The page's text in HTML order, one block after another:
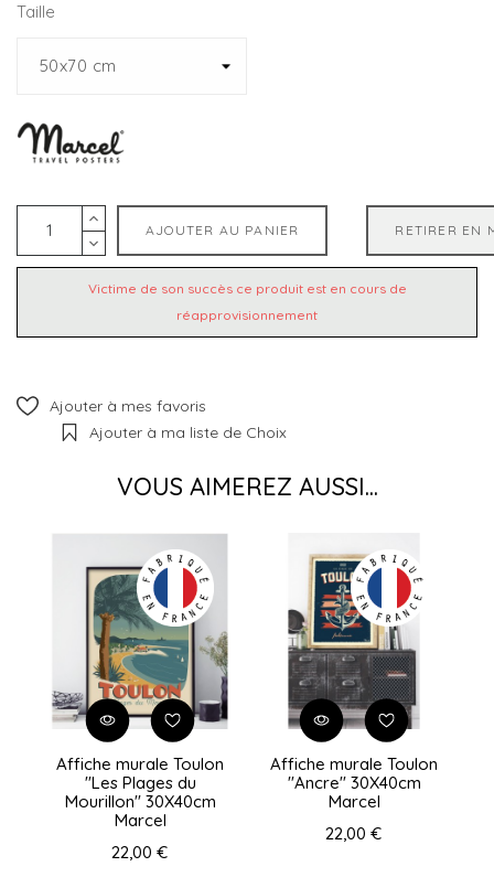
Taille
AJOUTER AU PANIER RETIRER EN
Victime de son succès ce produit est en cours de
réapprovisionnement
Ajouter à mes favoris
Ajouter à ma liste de Choix
VOUS AIMEREZ AUSSI...
Affiche murale Toulon
"Les Plages du
Mourillon" 30X40cm
Marcel
22,00 €
Affiche murale Toulon
"Ancre" 30X40cm
Marcel
22,00 €